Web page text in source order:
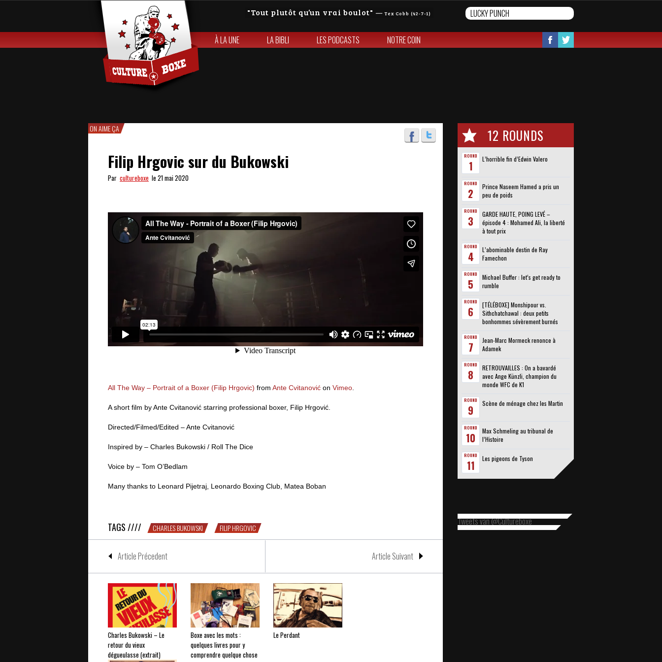
Tout plutôt qu’un vrai boulot — Tex Cobb (42-7-1)
À LA UNE LA BIBLI LES PODCASTS NOTRE COIN
12 ROUNDS
ROUND
1 L’horrible fin d’Edwin Valero
ROUND
2
Prince Naseem Hamed a pris un
peu de poids
ROUND
3
GARDE HAUTE, POING LEVÉ –
épisode 4 : Mohamed Ali, la liberté
à tout prix
ROUND
4
L’abominable destin de Ray
Famechon
ROUND
5
Michael Buffer : let’s get ready to
rumble
ROUND
6
[TÉLÉBOXE] Monshipour vs.
Sithchatchawal : deux petits
bonhommes sévèrement burnés
ROUND
7
Jean-Marc Mormeck renonce à
Adamek
ROUND
8
RETROUVAILLES : On a bavardé
avec Ange Künzli, champion du
monde WFC de K1
ROUND
9 Scène de ménage chez les Martin
ROUND
10
Max Schmeling au tribunal de
l’Histoire
ROUND
11 Les pigeons de Tyson
Tweets van @Cultureboxe
ON AIME ÇA
Filip Hrgovic sur du Bukowski
Par cultureboxe le 21 mai 2020
All The Way – Portrait of a Boxer (Filip Hrgovic) from Ante Cvitanović on Vimeo
A short film by Ante Cvitanović starring professional boxer, Filip Hrgović.
Directed/Filmed/Edited – Ante Cvitanović
Inspired by – Charles Bukowski / Roll The Dice
Voice by – Tom O’Bedlam
Many thanks to Leonard Pijetraj, Leonardo Boxing Club, Matea Boban
TAGS //// CHARLES BUKOWSKI FILIP HRGOVIC
Article Précedent Article Suivant
Charles Bukowski – Le
retour du vieux
dégueulasse (extrait)
Boxe avec les mots :
quelques livres pour y
comprendre quelque chose
Le Perdant